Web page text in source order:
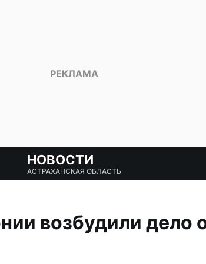
НОВОСТИ
АСТРАХАНСКАЯ ОБЛАСТЬ
возбудили дело